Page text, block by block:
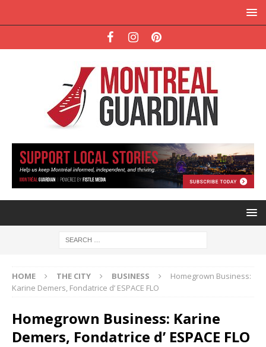
HOME THE CITY BUSINESS
Homegrown Business:
Karine Demers, Fondatrice d’ ESPACE FLO
Homegrown Business: Karine
Demers, Fondatrice d’ ESPACE FLO